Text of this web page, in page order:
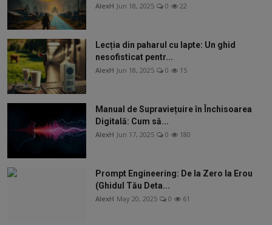
AlexH Jun 18, 2025 0 22
Lecția din paharul cu lapte: Un ghid
nesofisticat pentr...
AlexH Jun 18, 2025 0 15
Manual de Supraviețuire în Închisoarea
Digitală: Cum să...
AlexH Jun 17, 2025 0 180
Prompt Engineering: De la Zero la Erou
(Ghidul Tău Deta...
AlexH May 20, 2025 0 61